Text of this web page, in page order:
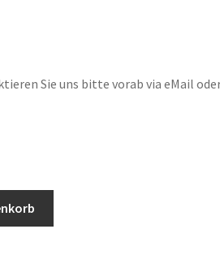
Sie uns bitte vorab via eMail